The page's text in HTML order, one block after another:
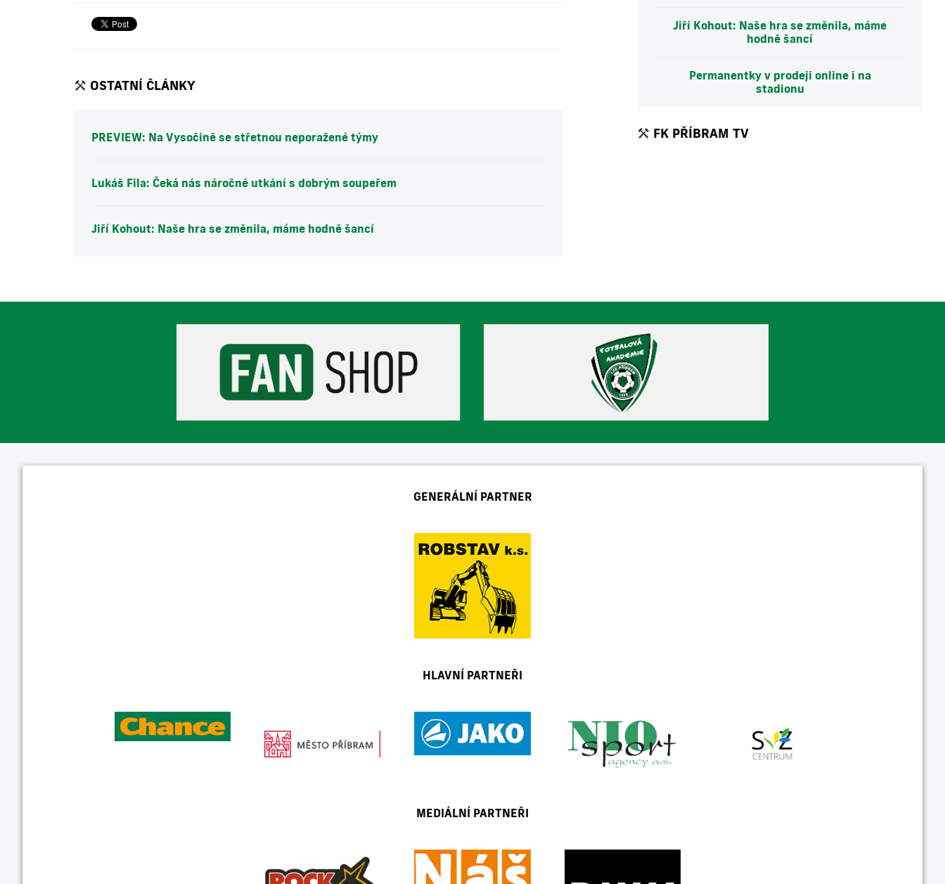
OSTATNÍ ČLÁNKY
PREVIEW: Na Vysočině se střetnou neporažené týmy
Lukáš Fila: Čeká nás náročné utkání s dobrým soupeřem
Jiří Kohout: Naše hra se změnila, máme hodně šancí
Jiří Kohout: Naše hra se změnila, máme
hodně šancí
Permanentky v prodeji online i na
stadionu
FK PŘÍBRAM TV
GENERÁLNÍ PARTNER
HLAVNÍ PARTNEŘI
MEDIÁLNÍ PARTNEŘI